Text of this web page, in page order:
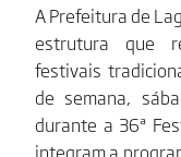
A Prefeitura de
estrutura que
festivais
de semana,
durante a 36ª
integram a